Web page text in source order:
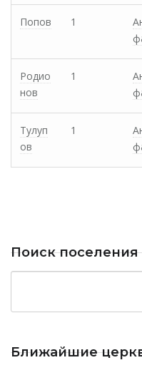
Попов 1
Родио
нов
1
Тулуп
ов
1
Поиск поселения
Ближайшие